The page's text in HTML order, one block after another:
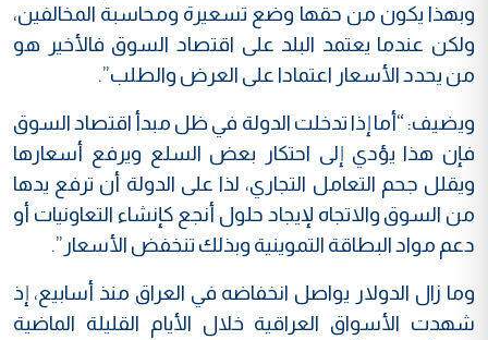
وبهذا يكون من حقها وضع تسعيرة ومحاسبة المخالفين،
ولكن عندما يعتمد البلد على اقتصاد السوق فالأخير هو
من يحدد الأسعار اعتمادا على العرض والطلب”.
ويضيف: “أما إذا تدخلت الدولة في ظل مبدأ اقتصاد السوق
فإن هذا يؤدي إلى احتكار بعض السلع ويرفع أسعارها
ويقلل جحم التعامل التجاري، لذا على الدولة أن ترفع يدها
من السوق والاتجاه لإيجاد حلول أنجع كإنشاء التعاونيات أو
دعم مواد البطاقة التموينية وبذلك تنخفض الأسعار”.
وما زال الدولار يواصل انخفاضه في العراق منذ أسابيع، إذ
شهدت الأسواق العراقية خلال الأيام القليلة الماضية